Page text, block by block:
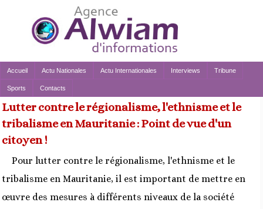
Accueil Actu Nationales Actu Internationales Interviews Tribune
Sports Contacts
Lutter contre le régionalisme, l'ethnisme et le
tribalisme en Mauritanie : Point de vue d'un
citoyen !
Pour lutter contre le régionalisme, l'ethnisme et le
tribalisme en Mauritanie, il est important de mettre en
œuvre des mesures à différents niveaux de la société